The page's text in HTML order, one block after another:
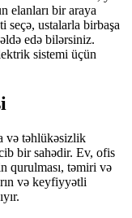
elanları bir araya
seçə, ustalarla birbaşa
edə bilərsiniz.
sistemi üçün
və təhlükəsizlik
bir sahədir. Ev, ofis
qurulması, təmiri və
və keyfiyyətli